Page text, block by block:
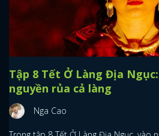
Tập 8 Tết Ở Làng Địa
nguyền rủa cả làng
Nga Cao